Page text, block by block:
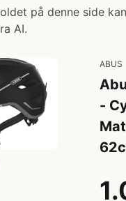
på denne side
AI.
ABUS
-